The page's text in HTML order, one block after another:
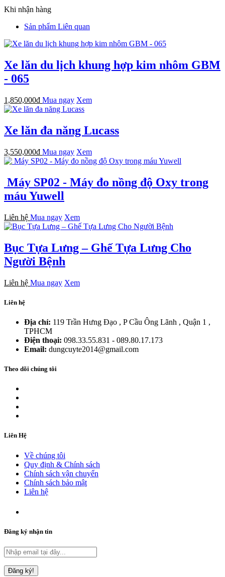
Khi nhận hàng
Sản phẩm Liên quan
Xe lăn du lịch khung hợp kim nhôm GBM
- 065
1,850,000đ Mua ngay Xem
Xe lăn đa năng Lucass
3,550,000đ Mua ngay Xem
Máy SP02 - Máy đo nồng độ Oxy trong
máu Yuwell
Liên hệ Mua ngay Xem
Bục Tựa Lưng – Ghế Tựa Lưng Cho
Người Bệnh
Liên hệ Mua ngay Xem
Liên hệ
Địa chỉ: 119 Trần Hưng Đạo , P Cầu Ông Lãnh , Quận 1 ,
TPHCM
Điện thoại: 098.33.55.831 - 089.80.17.173
Email: dungcuyte2014@gmail.com
Theo dõi chúng tôi
Liên Hệ
Về chúng tôi
Quy định & Chính sách
Chính sách vận chuyển
Chính sách bảo mật
Liên hệ
Đăng ký nhận tin